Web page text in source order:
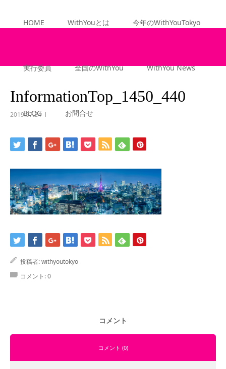
HOME WithYouとは 今年のWithYouTokyo
実行委員 全国のWithYou WithYou News
BLOG お問合せ
InformationTop_1450_440
2019.07.24
投稿者:withyoutokyo
コメント:0
コメント
コメント (0)